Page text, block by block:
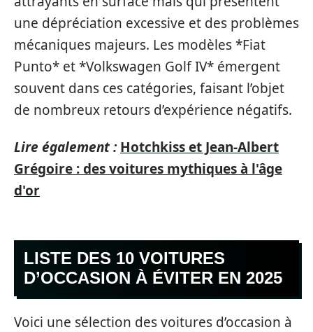
une dépréciation excessive et des problèmes
mécaniques majeurs. Les modèles *Fiat
Punto* et *Volkswagen Golf IV* émergent
souvent dans ces catégories, faisant l’objet
de nombreux retours d’expérience négatifs.
Lire également : Hotchkiss et Jean-Albert
Grégoire : des voitures mythiques à l'âge
d'or
LISTE DES 10 VOITURES
D’OCCASION À ÉVITER EN 2025
Voici une sélection des voitures d’occasion à